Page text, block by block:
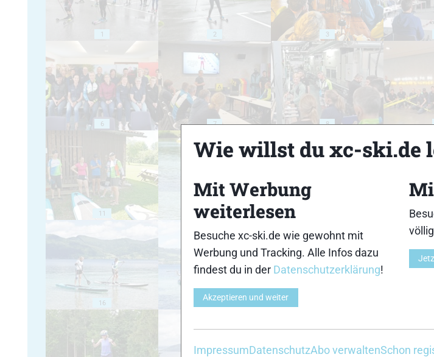
1 2 3
6 7 8
11 12
16 17
Wie willst du xc-ski.de
Mit Werbung
weiterlesen
Besuche xc-ski.de wie gewohnt mit
Werbung und Tracking. Alle Infos dazu
findest du in der Datenschutzerklärung!
Akzeptieren und weiter
ImpressumDatenschutzAbo verwaltenSchon